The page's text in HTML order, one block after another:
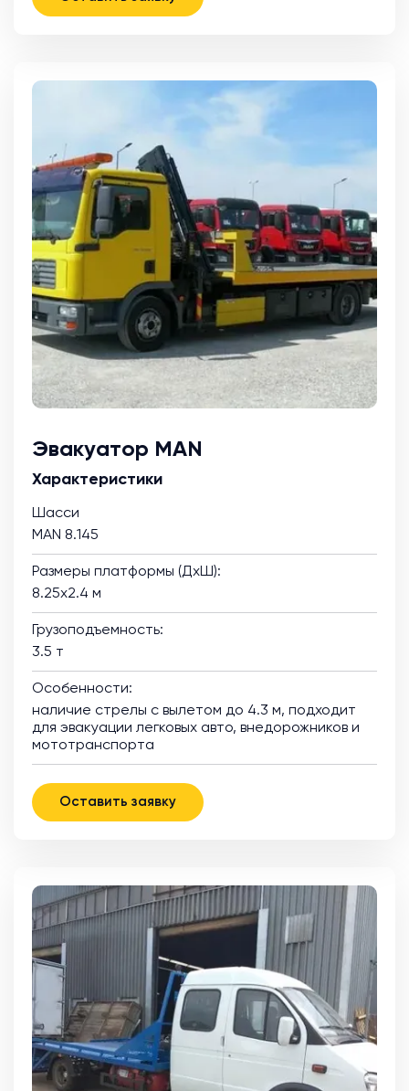
Эвакуатор MAN
Характеристики
Шасси
MAN 8.145
Размеры платформы (ДхШ):
8.25х2.4 м
Грузоподъемность:
3.5 т
Особенности:
наличие стрелы с вылетом до 4.3 м, подходит
для эвакуации легковых авто, внедорожников и
мототранспорта
Оставить заявку